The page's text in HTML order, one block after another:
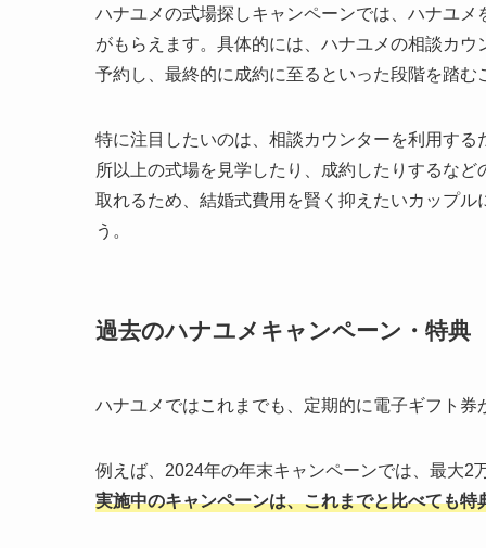
ハナユメの式場探しキャンペーンでは、ハナユ
がもらえます。具体的には、ハナユメの相談カ
予約し、最終的に成約に至るといった段階を踏む
特に注目したいのは、相談カウンターを利用す
所以上の式場を見学したり、成約したりするな
取れるため、結婚式費用を賢く抑えたいカップ
う。
過去のハナユメキャンペーン・特典
ハナユメではこれまでも、定期的に電子ギフト
例えば、2024年の年末キャンペーンでは、最大
実施中のキャンペーンは、これまでと比べても特